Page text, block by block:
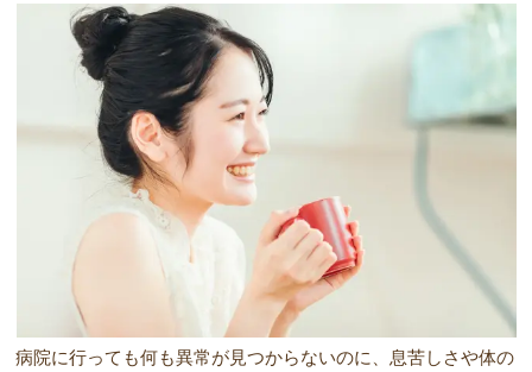
病院に行っても何も異常が見つからないのに、息苦しさや体の